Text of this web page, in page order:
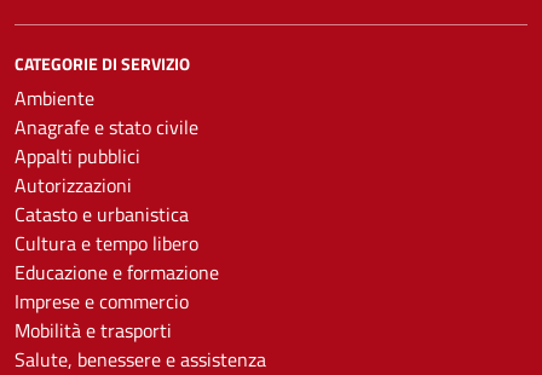
CATEGORIE DI SERVIZIO
Ambiente
Anagrafe e stato civile
Appalti pubblici
Autorizzazioni
Catasto e urbanistica
Cultura e tempo libero
Educazione e formazione
Imprese e commercio
Mobilità e trasporti
Salute, benessere e assistenza